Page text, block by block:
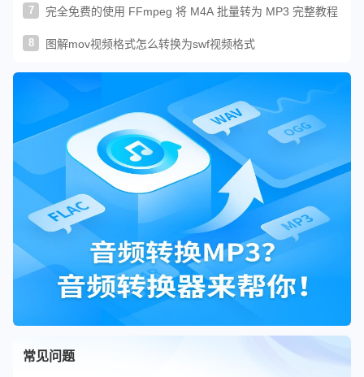
7 完全免费的使用 FFmpeg 将 M4A 批量转为 MP3 完整教程
8 图解mov视频格式怎么转换为swf视频格式
常见问题